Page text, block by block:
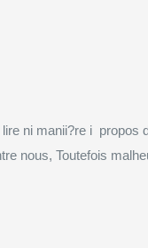
ni manii?re i propos
nous, Toutefois